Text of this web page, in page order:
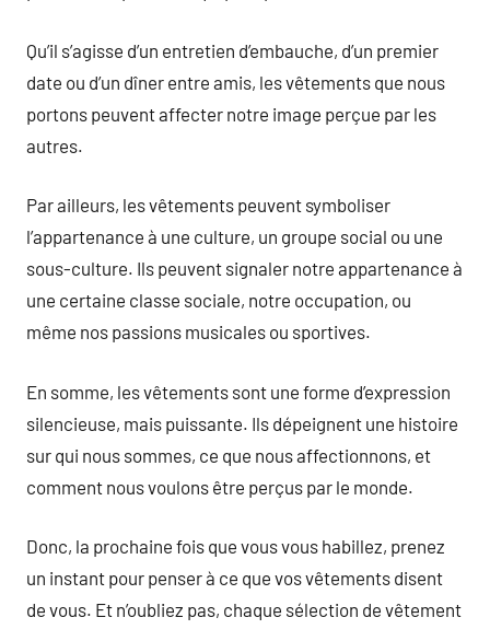
Qu’il s’agisse d’un entretien d’embauche, d’un premier
date ou d’un dîner entre amis, les vêtements que nous
portons peuvent affecter notre image perçue par les
autres.
Par ailleurs, les vêtements peuvent symboliser
l’appartenance à une culture, un groupe social ou une
sous-culture. Ils peuvent signaler notre appartenance à
une certaine classe sociale, notre occupation, ou
même nos passions musicales ou sportives.
En somme, les vêtements sont une forme d’expression
silencieuse, mais puissante. Ils dépeignent une histoire
sur qui nous sommes, ce que nous affectionnons, et
comment nous voulons être perçus par le monde.
Donc, la prochaine fois que vous vous habillez, prenez
un instant pour penser à ce que vos vêtements disent
de vous. Et n’oubliez pas, chaque sélection de vêtement